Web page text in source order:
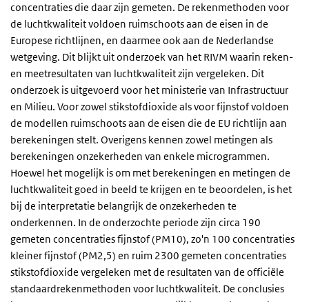
concentraties die daar zijn gemeten. De rekenmethoden voor
de luchtkwaliteit voldoen ruimschoots aan de eisen in de
Europese richtlijnen, en daarmee ook aan de Nederlandse
wetgeving. Dit blijkt uit onderzoek van het RIVM waarin reken-
en meetresultaten van luchtkwaliteit zijn vergeleken. Dit
onderzoek is uitgevoerd voor het ministerie van Infrastructuur
en Milieu. Voor zowel stikstofdioxide als voor fijnstof voldoen
de modellen ruimschoots aan de eisen die de EU richtlijn aan
berekeningen stelt. Overigens kennen zowel metingen als
berekeningen onzekerheden van enkele microgrammen.
Hoewel het mogelijk is om met berekeningen en metingen de
luchtkwaliteit goed in beeld te krijgen en te beoordelen, is het
bij de interpretatie belangrijk de onzekerheden te
onderkennen. In de onderzochte periode zijn circa 190
gemeten concentraties fijnstof (PM10), zo'n 100 concentraties
kleiner fijnstof (PM2,5) en ruim 2300 gemeten concentraties
stikstofdioxide vergeleken met de resultaten van de officiële
standaardrekenmethoden voor luchtkwaliteit. De conclusies